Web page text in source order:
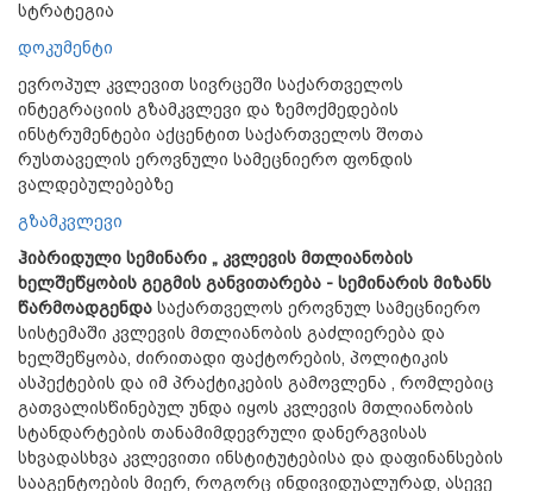
სტრატეგია
დოკუმენტი
ევროპულ კვლევით სივრცეში საქართველოს
ინტეგრაციის გზამკვლევი და ზემოქმედების
ინსტრუმენტები აქცენტით საქართველოს შოთა
რუსთაველის ეროვნული სამეცნიერო ფონდის
ვალდებულებებზე
გზამკვლევი
ჰიბრიდული სემინარი „ კვლევის მთლიანობის
ხელშეწყობის გეგმის განვითარება - სემინარის მიზანს
წარმოადგენდა საქართველოს ეროვნულ სამეცნიერო
სისტემაში კვლევის მთლიანობის გაძლიერება და
ხელშეწყობა, ძირითადი ფაქტორების, პოლიტიკის
ასპექტების და იმ პრაქტიკების გამოვლენა , რომლებიც
გათვალისწინებულ უნდა იყოს კვლევის მთლიანობის
სტანდარტების თანამიმდევრული დანერგვისას
სხვადასხვა კვლევითი ინსტიტუტებისა და დაფინანსების
სააგენტოების მიერ, როგორც ინდივიდუალურად, ასევე